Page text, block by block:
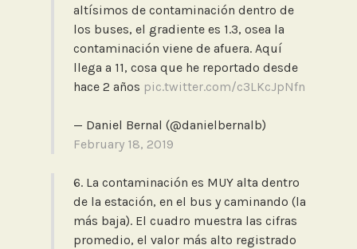
altísimos de contaminación dentro de
los buses, el gradiente es 1.3, osea la
contaminación viene de afuera. Aquí
llega a 11, cosa que he reportado desde
hace 2 años pic.twitter.com/c3LKcJpNfn
— Daniel Bernal (@danielbernalb)
February 18, 2019
6. La contaminación es MUY alta dentro
de la estación, en el bus y caminando (la
más baja). El cuadro muestra las cifras
promedio, el valor más alto registrado